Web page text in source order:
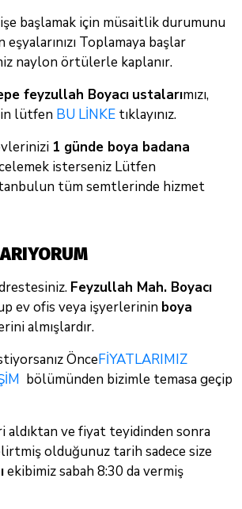
işe başlamak için müsaitlik durumunu
Toplamaya başlar
naylon örtülerle kaplanır.
feyzullah Boyacı ustalarımızı,
lütfen BU LİNKE tıklayınız.
1 günde boya badana
isterseniz Lütfen
tüm semtlerinde hizmet
Feyzullah Mah. Boyacı
ev ofis veya işyerlerinin boya
almışlardır.
ÖnceFİYATLARIMIZ
bölümünden bizimle temasa geçip
ve fiyat teyidinden sonra
olduğunuz tarih sadece size
ekibimiz sabah 8:30 da vermiş